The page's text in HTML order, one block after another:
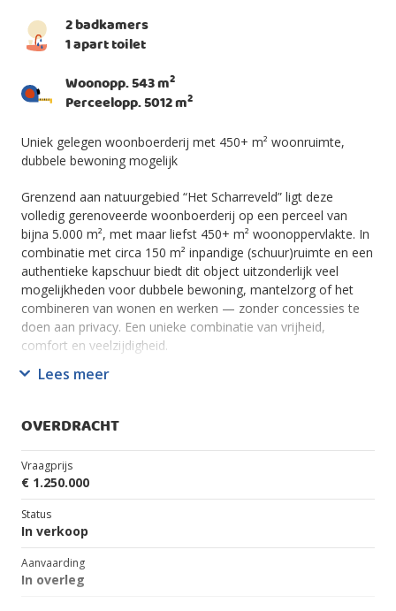
2 badkamers
1 apart toilet
Woonopp. 543 m2
Perceelopp. 5012 m2
Uniek gelegen woonboerderij met 450+ m² woonruimte,
dubbele bewoning mogelijk
Grenzend aan natuurgebied “Het Scharreveld” ligt deze
volledig gerenoveerde woonboerderij op een perceel van
bijna 5.000 m², met maar liefst 450+ m² woonoppervlakte. In
combinatie met circa 150 m² inpandige (schuur)ruimte en een
authentieke kapschuur biedt dit object uitzonderlijk veel
mogelijkheden voor dubbele bewoning, mantelzorg of het
combineren van wonen en werken — zonder concessies te
doen aan privacy. Een unieke combinatie van vrijheid,
comfort en veelzijdigheid.
De woning is door de jaren heen goed onderhouden en biedt
invulling naar eigen wens. De keuken is in 2023 volledig
De indeling leent zich uitstekend voor dubbele bewoning,
waarbij beide delen een eigen woonfunctie kunnen hebben.
De tuin is ecologisch ingericht, beschikt over meerdere
terrassen en een grote veranda, en biedt volop
mogelijkheden voor een zelfvoorzienende levensstijl. Met
onder andere een permacultuur moes-, kruiden- en
bloementuin, bosvruchten en diverse fruit- en notenbomen is
Lees meer
OVERDRACHT
Vraagprijs
€ 1.250.000
Status
In verkoop
Aanvaarding
In overleg